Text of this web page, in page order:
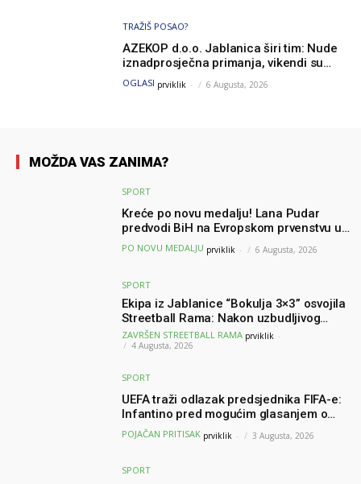
TRAŽIŠ POSAO?
AZEKOP d.o.o. Jablanica širi tim: Nude
iznadprosječna primanja, vikendi su
slobodni, traži se više radnika
OGLASI prviklik - 6 Augusta, 2026
MOŽDA VAS ZANIMA?
SPORT
Kreće po novu medalju! Lana Pudar
predvodi BiH na Evropskom prvenstvu u
Parizu
PO NOVU MEDALJU prviklik - 6 Augusta, 2026
SPORT
Ekipa iz Jablanice “Bokulja 3×3” osvojila
Streetball Rama: Nakon uzbudljivog
finala poznati svi pobjednici turnira
ZAVRŠEN STREETBALL RAMA prviklik -
4 Augusta, 2026
SPORT
UEFA traži odlazak predsjednika FIFA-e:
Infantino pred mogućim glasanjem o
nepovjerenju
POJAČAN PRITISAK prviklik - 3 Augusta, 2026
SPORT